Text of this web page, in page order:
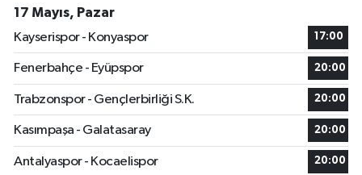
17 Mayıs, Pazar
Kayserispor - Konyaspor
17:00
Fenerbahçe - Eyüpspor 20:00
Trabzonspor - Gençlerbirliği S.K. 20:00
Kasımpaşa - Galatasaray 20:00
Antalyaspor - Kocaelispor 20:00